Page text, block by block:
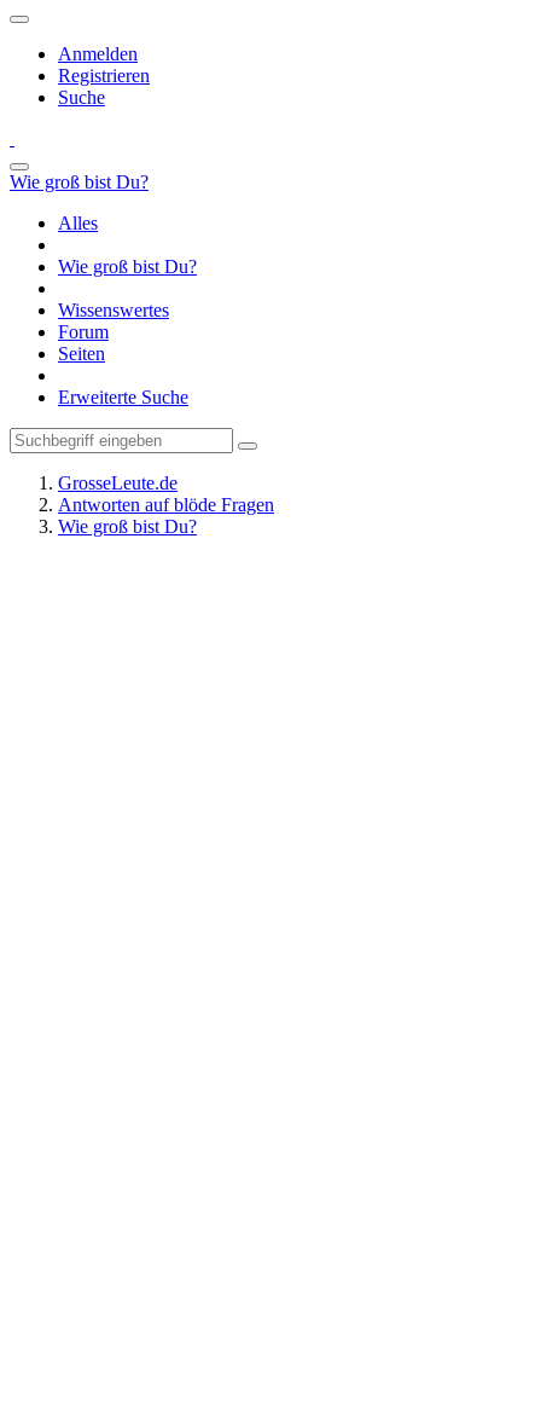
Anmelden
Registrieren
Suche
Wie groß bist Du?
Alles
Wie groß bist Du?
Wissenswertes
Forum
Seiten
Erweiterte Suche
GrosseLeute.de
Antworten auf blöde Fragen
Wie groß bist Du?